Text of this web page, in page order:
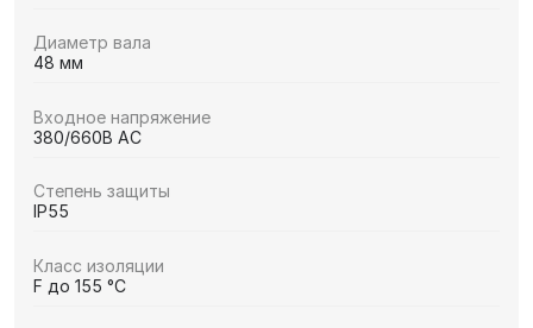
Диаметр вала
48 мм
Входное напряжение
380/660В AC
Степень защиты
IP55
Класс изоляции
F до 155 °C